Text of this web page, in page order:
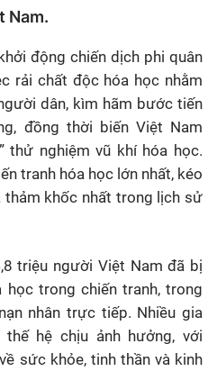
Nam.
động chiến dịch phi quân
rải chất độc hóa học nhằm
dân, kìm hãm bước tiến
đồng thời biến Việt Nam
thử nghiệm vũ khí hóa học.
tranh hóa học lớn nhất, kéo
thảm khốc nhất trong lịch sử
triệu người Việt Nam đã bị
trong chiến tranh, trong
nhân trực tiếp. Nhiều gia
hệ chịu ảnh hưởng, với
sức khỏe, tinh thần và kinh